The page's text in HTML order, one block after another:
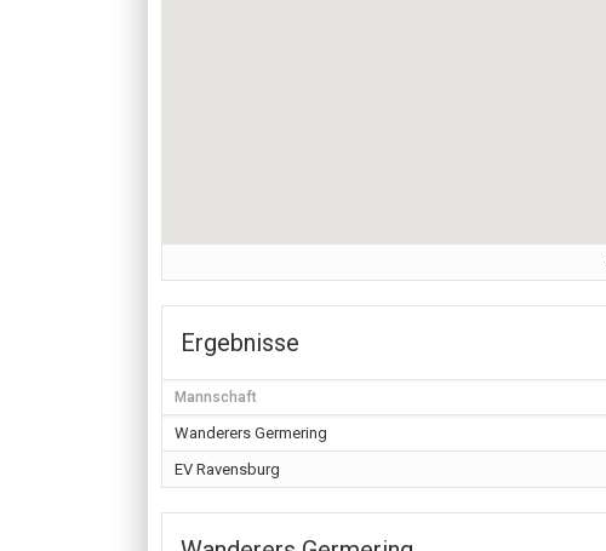
Ergebnisse
Mannschaft
Wanderers Germering
EV Ravensburg